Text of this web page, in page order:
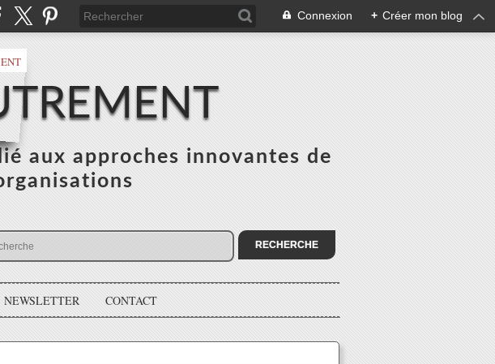
Connexion + Créer mon blog
aux approches innovantes de
NEWSLETTER CONTACT